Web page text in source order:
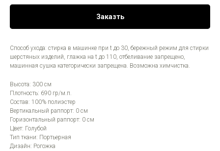
Заказть
Способ ухода: стирка в машинке при t до 30, бережный режим для стирки
шерстяных изделий, глажка на t до 110, отбеливание запрещено,
машинная сушка категорически запрещена. Возможна химчистка.
Высота: 300 см
Плотность: 690 гр/м.п.
Состав: 100% полиэстер
Вертикальный раппорт: 0 см
Горизонтальный раппорт: 0 см
Цвет: Голубой
Тип ткани: Портьерная
Дизайн: Рогожка